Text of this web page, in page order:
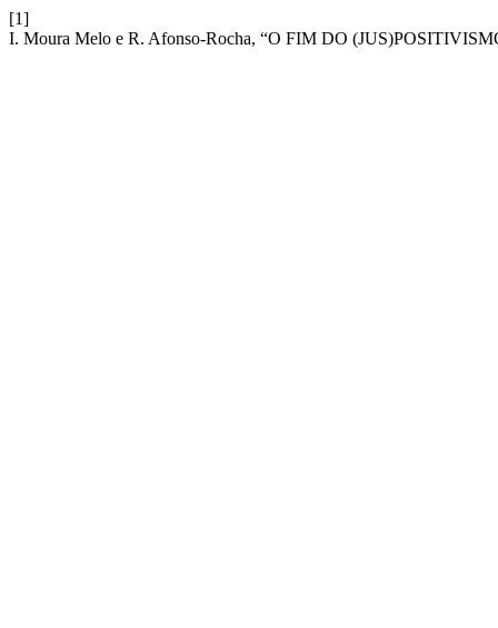
[1]
I. Moura Melo e R. Afonso-Rocha, “O FIM DO